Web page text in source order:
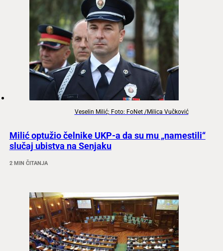
Veselin Milić; Foto: FoNet /Milica Vučković
Milić optužio čelnike UKP-a da su mu „namestili“
slučaj ubistva na Senjaku
2 MIN ČITANJA